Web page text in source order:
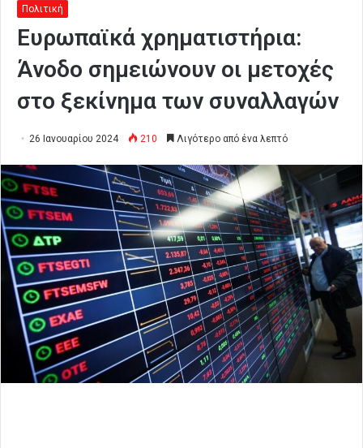
Πολιτική
Ευρωπαϊκά χρηματιστήρια:
Άνοδο σημειώνουν οι μετοχές
στο ξεκίνημα των συναλλαγών
26 Ιανουαρίου 2024 210 Λιγότερο από ένα λεπτό